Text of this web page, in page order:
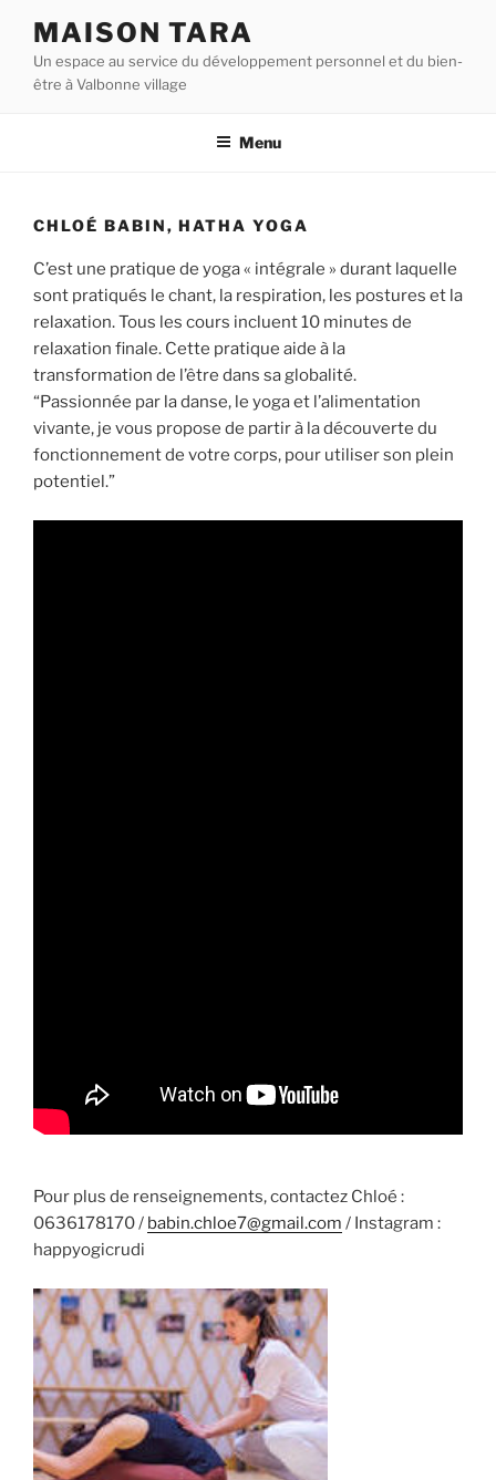
contenu
principal
MAISON TARA
Un espace au service du développement personnel et du bien-
être à Valbonne village
Menu
CHLOÉ BABIN, HATHA YOGA
C’est une pratique de yoga « intégrale » durant laquelle
sont pratiqués le chant, la respiration, les postures et la
relaxation. Tous les cours incluent 10 minutes de
relaxation finale. Cette pratique aide à la
transformation de l’être dans sa globalité.
“Passionnée par la danse, le yoga et l’alimentation
vivante, je vous propose de partir à la découverte du
fonctionnement de votre corps, pour utiliser son plein
potentiel.”
Pour plus de renseignements, contactez Chloé :
0636178170 / babin.chloe7@gmail.com / Instagram :
happyogicrudi